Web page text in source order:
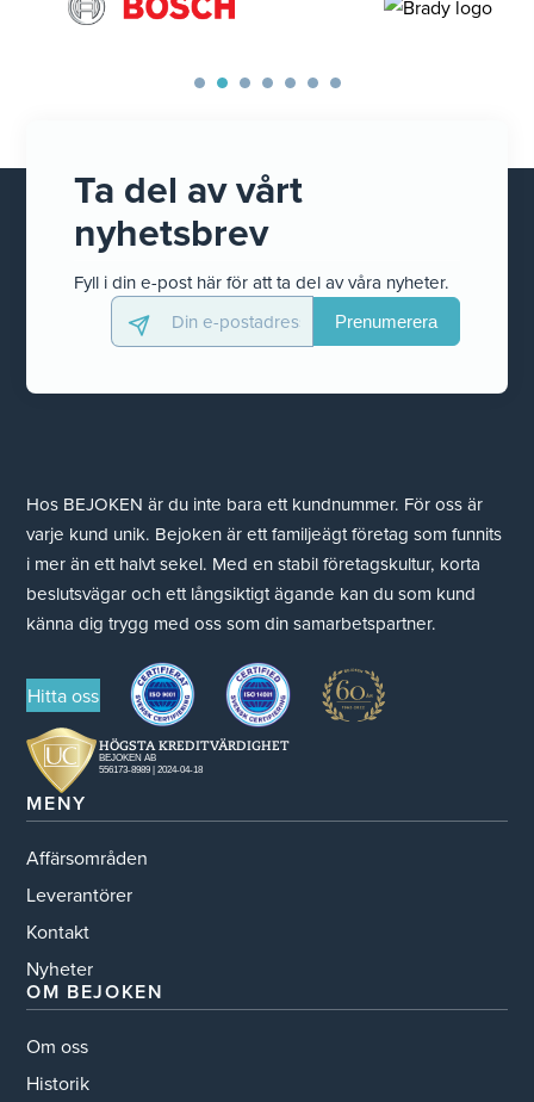
Ta del av vårt
nyhetsbrev
Fyll i din e-post här för att ta del av våra nyheter.
Hos BEJOKEN är du inte bara ett kundnummer. För oss är
varje kund unik. Bejoken är ett familjeägt företag som funnits
i mer än ett halvt sekel. Med en stabil företagskultur, korta
beslutsvägar och ett långsiktigt ägande kan du som kund
känna dig trygg med oss som din samarbetspartner.
Hitta oss
MENY
Affärsområden
Leverantörer
Kontakt
Nyheter
OM BEJOKEN
Om oss
Historik